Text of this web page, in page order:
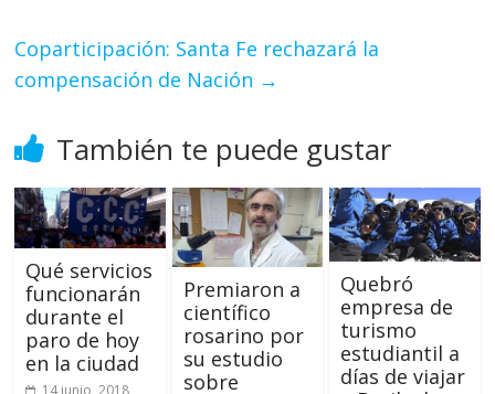
Coparticipación: Santa Fe rechazará la
compensación de Nación →
También te puede gustar
Qué servicios
funcionarán
durante el
paro de hoy
en la ciudad
14 junio, 2018
Premiaron a
científico
rosarino por
su estudio
sobre
Quebró
empresa de
turismo
estudiantil a
días de viajar